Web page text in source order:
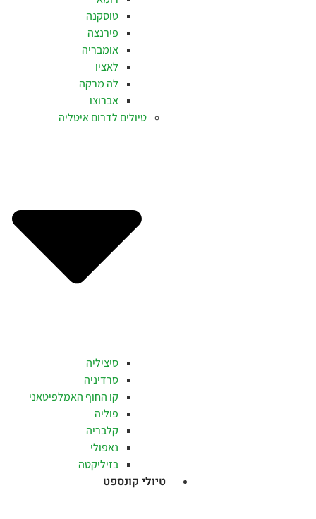
טוסקנה
פירנצה
אומבריה
לאציו
לה מרקה
אברוצו
טיולים לדרום איטליה
סיציליה
סרדיניה
קו החוף האמלפיטאני
פוליה
קלבריה
נאפולי
בזיליקטה
טיולי קונספט